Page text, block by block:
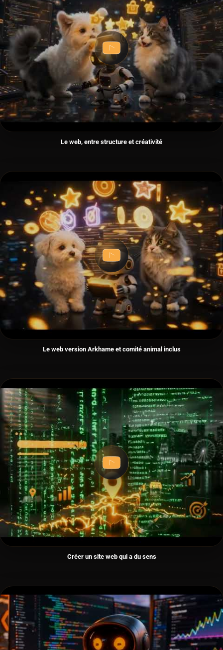
Le web, entre structure et créativité
Le web version Arkhame et comité animal inclus
Créer un site web qui a du sens